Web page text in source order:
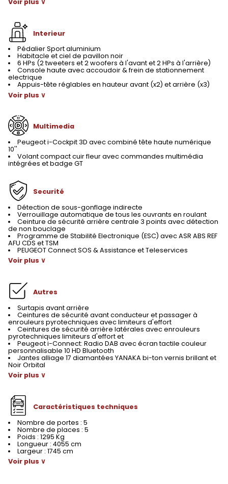
Voir plus ∨
Interieur
Pédalier Sport aluminium
Habitacle et ciel de pavillon noir
6 HPs (2 tweeters et 2 woofers à l'avant et 2 HPs à l'arrière)
Console haute avec accoudoir & frein de stationnement
electrique
Appuis-tête réglables en hauteur avant (x2) et arrière (x3)
Voir plus ∨
Multimedia
Peugeot i-Cockpit 3D avec combiné tête haute numérique
10''
Volant compact cuir fleur avec commandes multimédia
intégrées et badge GT
Securité
Détection de sous-gonflage indirecte
Verrouillage automatique de tous les ouvrants en roulant
Ceinture de sécurité arrière centrale 3 points avec détection
de non bouclage
Programme de Stabilité Electronique (ESC) avec ASR ABS REF
AFU CDS et TSM
PEUGEOT Connect SOS & Assistance et Teleservices
Voir plus ∨
Autres
Surtapis avant arrière
Ceintures de sécurité avant conducteur et passager à
enrouleurs pyrotechniques avec limiteurs d'effort
Ceintures de sécurité arrière latérales avec enrouleurs
pyrotechniques limiteurs d'effort et
Peugeot i-Connect: Radio DAB avec écran tactile couleur
personnalisable 10 HD Bluetooth
Jantes alliage 17 diamantées YANAKA bi-ton vernis brillant et
Noir Orbital
Voir plus ∨
Caractéristiques techniques
Nombre de portes : 5
Nombre de places : 5
Poids : 1295 Kg
Longueur : 4055 cm
Largeur : 1745 cm
Voir plus ∨